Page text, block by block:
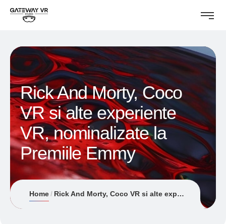
Rick And Morty, Coco
VR si alte experiente
VR, nominalizate la
Premiile Emmy
Home Rick And Morty, Coco VR si alte experiente VR, nominalizate la Premiile Emmy